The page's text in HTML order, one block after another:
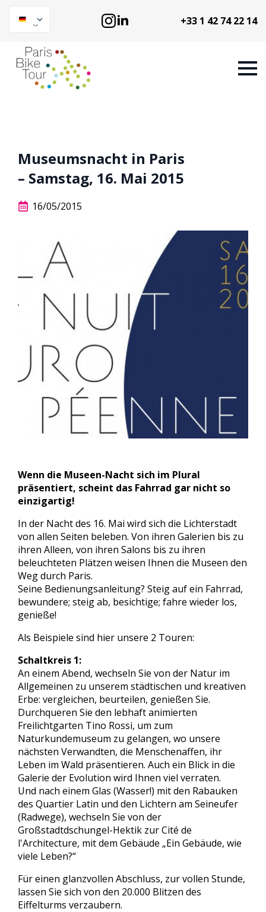
+33 1 42 74 22 14
Museumsnacht in Paris
– Samstag, 16. Mai 2015
16/05/2015
Wenn die Museen-Nacht sich im Plural
präsentiert, scheint das Fahrrad gar nicht so
einzigartig!
In der Nacht des 16. Mai wird sich die Lichterstadt
von allen Seiten beleben. Von ihren Galerien bis zu
ihren Alleen, von ihren Salons bis zu ihren
beleuchteten Plätzen weisen Ihnen die Museen den
Weg durch Paris.
Seine Bedienungsanleitung? Steig auf ein Fahrrad,
bewundere; steig ab, besichtige; fahre wieder los,
genieße!
Als Beispiele sind hier unsere 2 Touren:
Schaltkreis 1:
An einem Abend, wechseln Sie von der Natur im
Allgemeinen zu unserem städtischen und kreativen
Erbe: vergleichen, beurteilen, genießen Sie.
Durchqueren Sie den lebhaft animierten
Freilichtgarten Tino Rossi, um zum
Naturkundemuseum zu gelangen, wo unsere
nächsten Verwandten, die Menschenaffen, ihr
Leben im Wald präsentieren. Auch ein Blick in die
Galerie der Evolution wird Ihnen viel verraten.
Und nach einem Glas (Wasser!) mit den Rabauken
des Quartier Latin und den Lichtern am Seineufer
(Radwege), wechseln Sie von der
Großstadtdschungel-Hektik zur Cité de
l'Architecture, mit dem Gebäude „Ein Gebäude, wie
viele Leben?“
Für einen glanzvollen Abschluss, zur vollen Stunde,
lassen Sie sich von den 20.000 Blitzen des
Eiffelturms verzaubern.